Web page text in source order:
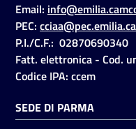
Accedi
Email:
PEC:
P.I./C.F.: 02870690340
Fatt. elettronica - Cod.
Codice IPA: ccem
SEDE DI PARMA